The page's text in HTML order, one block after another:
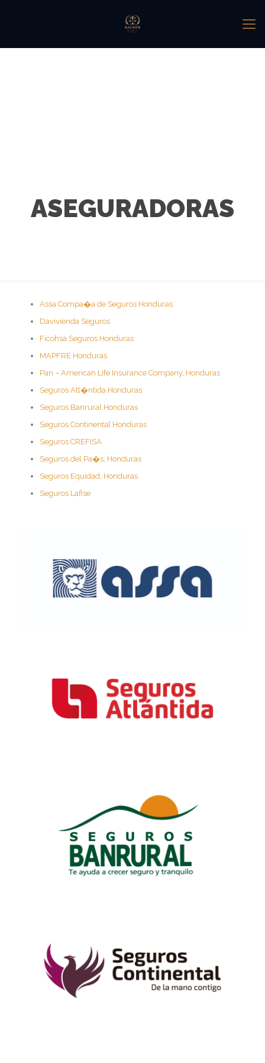
ASEGURADORAS
Assa Compa�a de Seguros Honduras
Davivienda Seguros
Ficohsa Seguros Honduras
MAPFRE Honduras
Pan – American Life Insurance Company, Honduras
Seguros Atl�ntida Honduras
Seguros Banrural Honduras
Seguros Continental Honduras
Seguros CREFISA
Seguros del Pa�s; Honduras
Seguros Equidad, Honduras
Seguros Lafise